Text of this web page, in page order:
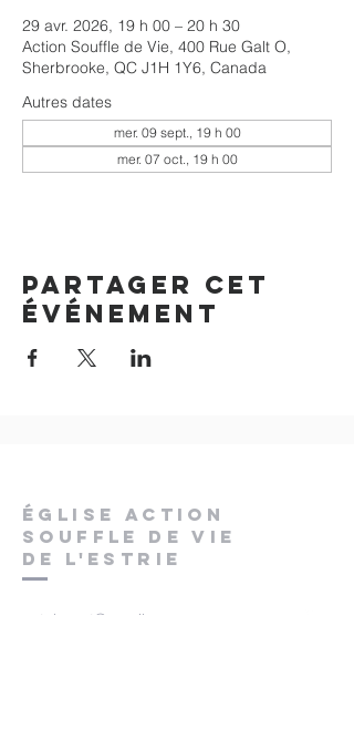
29 avr. 2026, 19 h 00 – 20 h 30
Action Souffle de Vie, 400 Rue Galt O,
Sherbrooke, QC J1H 1Y6, Canada
Autres dates
mer. 09 sept., 19 h 00
mer. 07 oct., 19 h 00
Partager cet
événement
ÉGLISE ACTION
SOUFFLE DE VIE
DE L'ESTRIE
pstchaput@gmail.com